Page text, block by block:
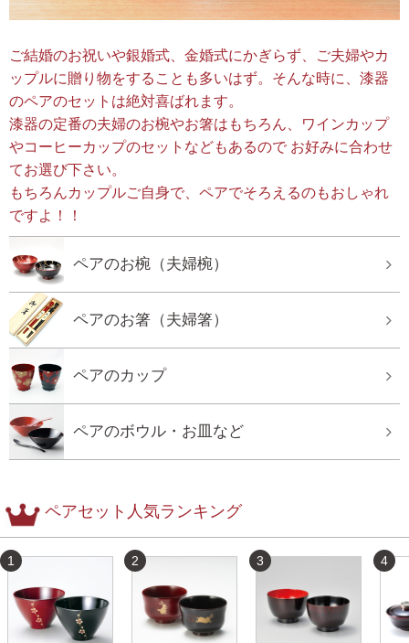
ご結婚のお祝いや銀婚式、金婚式にかぎらず、ご夫婦やカ
ップルに贈り物をすることも多いはず。そんな時に、漆器
のペアのセットは絶対喜ばれます。
漆器の定番の夫婦のお椀やお箸はもちろん、ワインカップ
やコーヒーカップのセットなどもあるので お好みに合わせ
てお選び下さい。
もちろんカップルご自身で、ペアでそろえるのもおしゃれ
ですよ！！
ペアのお椀（夫婦椀）
ペアのお箸（夫婦箸）
ペアのカップ
ペアのボウル・お皿など
ペアセット人気ランキング
1 2 3 4